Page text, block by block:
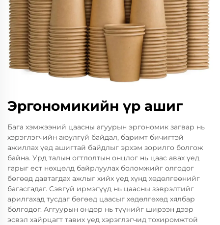
Эргономикийн үр ашиг
Бага хэмжээний цаасны агуурын эргономик загвар нь
хэрэглэгчийн аюулгүй байдал, баримт бичигтэй
ажиллах үед ашигтай байдлыг эрхэм зорилго болгож
байна. Урд талын огтлолтын онцлог нь цаас авах үед
гарыг ест нөхцөлд байрлуулах боломжийг олгодог
бөгөөд давтагдах ажлыг хийх үед хүнд хөдөлгөөнийг
багасгадаг. Сэвгүй ирмэгүүд нь цаасны зэврэлтийг
арилгахад тусдаг бөгөөд цаасыг хөдөлгөхөд хялбар
болгодог. Аггуурын өндөр нь түүнийг ширээн дээр
эсвэл хайрцагт тавих үед хэрэглэгчид тохиромжтой